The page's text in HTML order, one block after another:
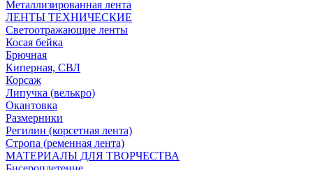
Металлизированная лента
ЛЕНТЫ ТЕХНИЧЕСКИЕ
Светоотражающие ленты
Косая бейка
Брючная
Киперная, СВЛ
Корсаж
Липучка (велькро)
Окантовка
Размерники
Регилин (корсетная лента)
Стропа (ременная лента)
МАТЕРИАЛЫ ДЛЯ ТВОРЧЕСТВА